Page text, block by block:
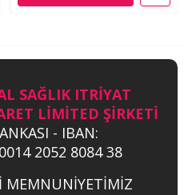
SAĞLIK ITRİYAT
LİMİTED ŞİRKETİ
- IBAN:
2052 8084 38
MEMNUNİYETİMİZ